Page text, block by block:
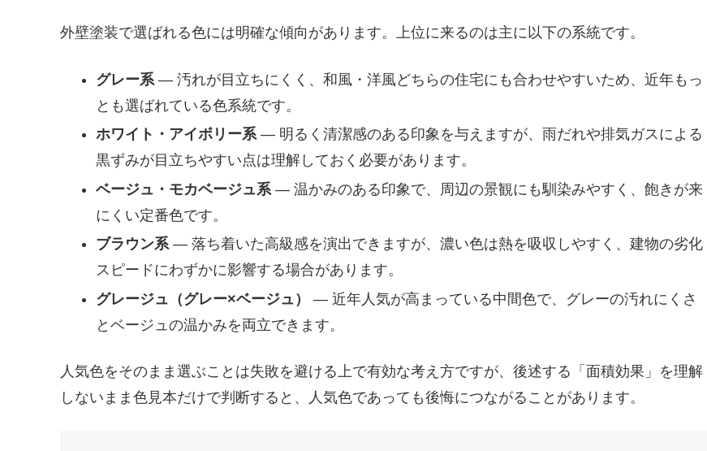
外壁塗装で選ばれる色には明確な傾向があります。上位に来るのは主に以下の系統です。
グレー系— 汚れが目立ちにくく、和風・洋風どちらの住宅にも合わせやすいため、近年もっ
とも選ばれている色系統です。
ホワイト・アイボリー系— 明るく清潔感のある印象を与えますが、雨だれや排気ガスによる
黒ずみが目立ちやすい点は理解しておく必要があります。
ベージュ・モカベージュ系— 温かみのある印象で、周辺の景観にも馴染みやすく、飽きが来
にくい定番色です。
ブラウン系— 落ち着いた高級感を演出できますが、濃い色は熱を吸収しやすく、建物の劣化
スピードにわずかに影響する場合があります。
グレージュ（グレー×ベージュ）
— 近年人気が高まっている中間色で、グレーの汚れにくさ
とベージュの温かみを両立できます。
人気色をそのまま選ぶことは失敗を避ける上で有効な考え方ですが、後述する「面積効果」を理解
しないまま色見本だけで判断すると、人気色であっても後悔につながることがあります。